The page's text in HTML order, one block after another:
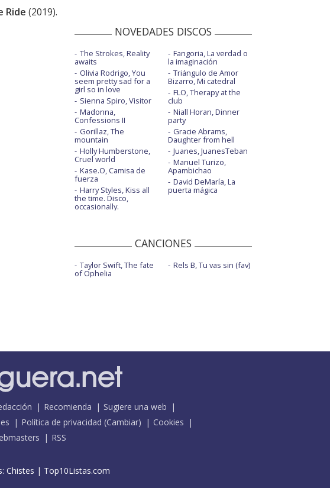
Ride (2019).
NOVEDADES DISCOS
The Strokes, Reality
awaits
Olivia Rodrigo, You
seem pretty sad for a
girl so in love
Sienna Spiro, Visitor
Madonna,
Confessions II
Gorillaz, The
mountain
Holly Humberstone,
Cruel world
Kase.O, Camisa de
fuerza
Harry Styles, Kiss all
the time. Disco,
occasionally.
Fangoria, La verdad o
la imaginación
Triángulo de Amor
Bizarro, Mi catedral
FLO, Therapy at the
club
Niall Horan, Dinner
party
Gracie Abrams,
Daughter from hell
Juanes, JuanesTeban
Manuel Turizo,
Apambichao
David DeMaría, La
puerta mágica
CANCIONES
Taylor Swift, The fate
of Ophelia
Rels B, Tu vas sin (fav)
Recomienda
Sugiere una web
Política de privacidad (Cambiar)
Cookies
RSS
Chistes | Top10Listas.com